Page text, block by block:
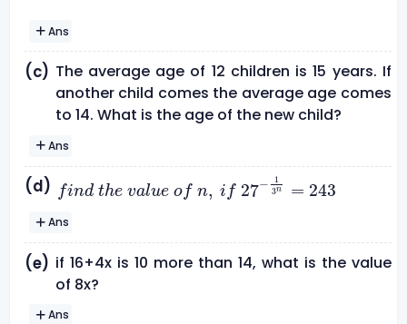
Ans
(c) The average age of 12 children is 15 years. If
another child comes the average age comes
to 14. What is the age of the new child?
Ans
(d) find the value of n, i f 27−
1
3n = 243
1
Ans
(e) if 16+4x is 10 more than 14, what is the value
of 8x?
Ans